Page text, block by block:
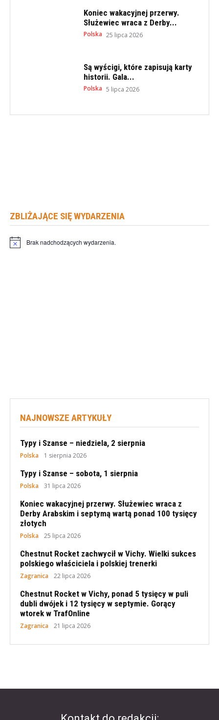
Koniec wakacyjnej przerwy.
Służewiec wraca z Derby...
Polska 25 lipca 2026
Są wyścigi, które zapisują karty
historii. Gala...
Polska 5 lipca 2026
ZBLIŻAJĄCE SIĘ WYDARZENIA
Powiadomienie
Brak nadchodzących wydarzenia.
NAJNOWSZE ARTYKUŁY
Typy i Szanse – niedziela, 2 sierpnia
Polska 1 sierpnia 2026
Typy i Szanse – sobota, 1 sierpnia
Polska 31 lipca 2026
Koniec wakacyjnej przerwy. Służewiec wraca z
Derby Arabskim i septymą wartą ponad 100 tysięcy
złotych
Polska 25 lipca 2026
Chestnut Rocket zachwycił w Vichy. Wielki sukces
polskiego właściciela i polskiej trenerki
Zagranica 22 lipca 2026
Chestnut Rocket w Vichy, ponad 5 tysięcy w puli
dubli dwójek i 12 tysięcy w septymie. Gorący
wtorek w TrafOnline
Zagranica 21 lipca 2026